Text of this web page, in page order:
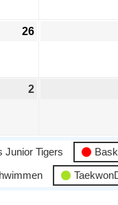
26
2
Junior Tigers